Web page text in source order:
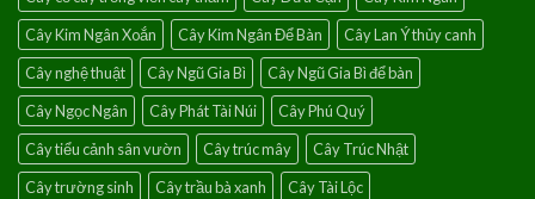
Cây Kim Ngân Xoắn
Cây Kim Ngân Để Bàn
Cây Lan Ý thủy canh
Cây nghệ thuật
Cây Ngũ Gia Bì
Cây Ngũ Gia Bì để bàn
Cây Ngọc Ngân
Cây Phát Tài Núi
Cây Phú Quý
Cây tiểu cảnh sân vườn
Cây trúc mây
Cây Trúc Nhật
Cây trường sinh
Cây trầu bà xanh
Cây Tài Lộc